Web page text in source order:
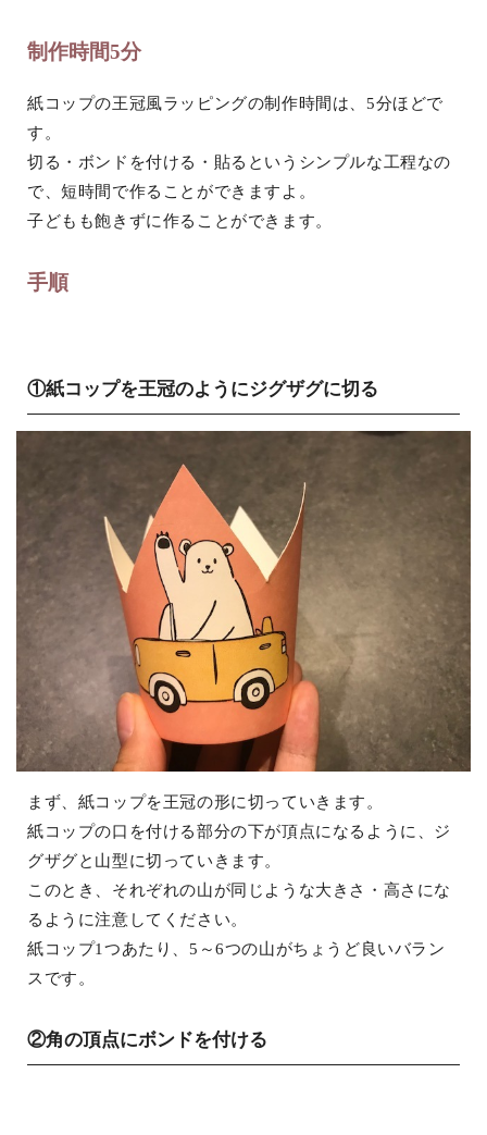
制作時間5分
紙コップの王冠風ラッピングの制作時間は、5分ほどで
す。
切る・ボンドを付ける・貼るというシンプルな工程なの
で、短時間で作ることができますよ。
子どもも飽きずに作ることができます。
手順
①紙コップを王冠のようにジグザグに切る
まず、紙コップを王冠の形に切っていきます。
紙コップの口を付ける部分の下が頂点になるように、ジ
グザグと山型に切っていきます。
このとき、それぞれの山が同じような大きさ・高さにな
るように注意してください。
紙コップ1つあたり、5～6つの山がちょうど良いバラン
スです。
②角の頂点にボンドを付ける